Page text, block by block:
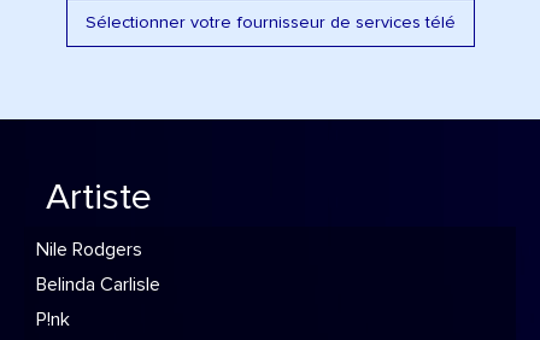
Sélectionner votre fournisseur de services télé
Artiste
Nile Rodgers
Belinda Carlisle
P!nk